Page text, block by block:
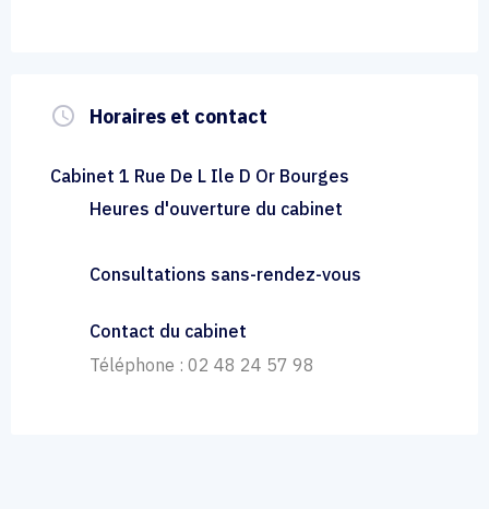
query_builder Horaires et contact
Cabinet 1 Rue De L Ile D Or Bourges
Heures d'ouverture du cabinet
Consultations sans-rendez-vous
Contact du cabinet
Téléphone : 02 48 24 57 98